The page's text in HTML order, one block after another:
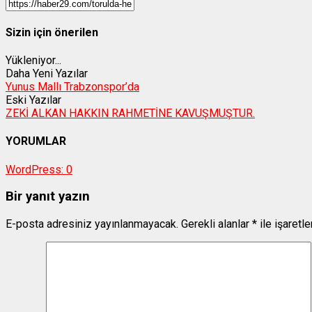
Sizin için önerilen
Yükleniyor...
Daha Yeni Yazılar
Yunus Mallı Trabzonspor’da
Eski Yazılar
ZEKİ ALKAN HAKKIN RAHMETİNE KAVUŞMUŞTUR.
YORUMLAR
WordPress: 0
Bir yanıt yazın
E-posta adresiniz yayınlanmayacak. Gerekli alanlar * ile